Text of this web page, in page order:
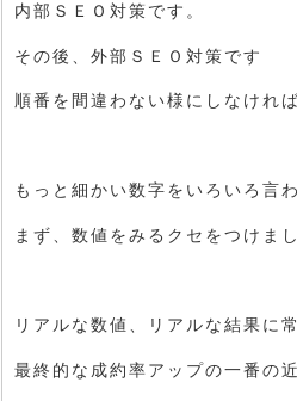
内部ＳＥＯ対策です。
その後、外部ＳＥＯ対策です
順番を間違わない様にしなけれ
もっと細かい数字をいろいろ言
まず、数値をみるクセをつけま
リアルな数値、リアルな結果に
最終的な成約率アップの一番の